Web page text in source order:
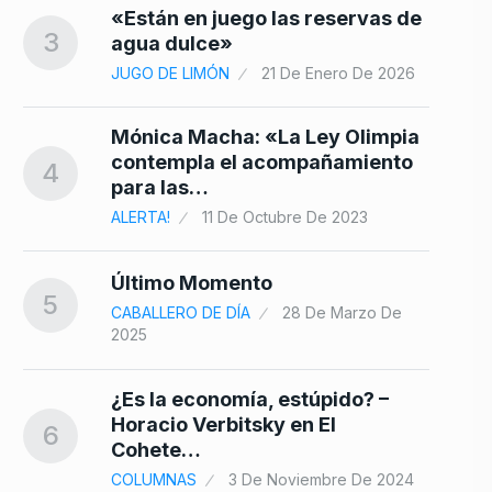
3
«Están en juego las reservas de
agua dulce»
JUGO DE LIMÓN 21 De Enero De 2026
4
Mónica Macha: «La Ley Olimpia
contempla el acompañamiento
para las…
ALERTA! 11 De Octubre De 2023
5
Último Momento
CABALLERO DE DÍA
28 De Marzo De
2025
6
¿Es la economía, estúpido? –
Horacio Verbitsky en El
Cohete…
COLUMNAS 3 De Noviembre De 2024